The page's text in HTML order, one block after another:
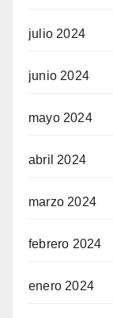
julio 2024
junio 2024
mayo 2024
abril 2024
marzo 2024
febrero 2024
enero 2024